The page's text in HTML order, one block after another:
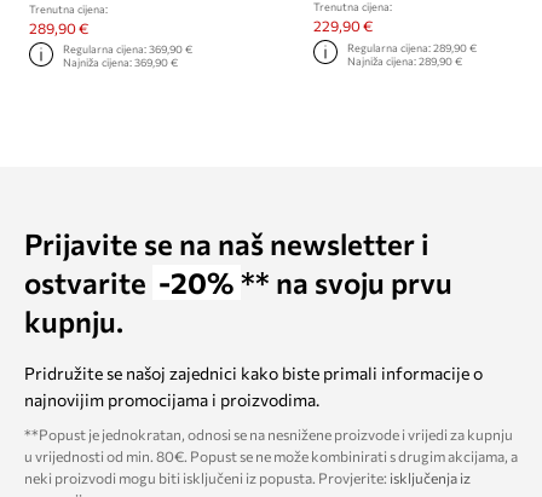
Trenutna cijena:
289,90 €
Regularna cijena:369,90 €
Najniža cijena:369,90 €
Trenutna cijena:
229,90 €
Regularna cijena: 289,90 €
Najniža cijena: 289,90 €
Prijavite se na naš newsletter i
ostvarite -20% ** na svoju prvu
kupnju.
Pridružite se našoj zajednici kako biste primali informacije o
najnovijim promocijama i proizvodima.
**Popust je jednokratan, odnosi se na nesnižene proizvode i vrijedi za kupnju
u vrijednosti od min. 80€. Popust se ne može kombinirati s drugim akcijama, a
neki proizvodi mogu biti isključeni iz popusta. Provjerite: isključenja iz